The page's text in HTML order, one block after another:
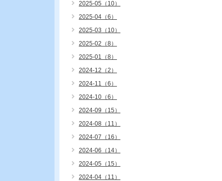
2025-05（10）
2025-04（6）
2025-03（10）
2025-02（8）
2025-01（8）
2024-12（2）
2024-11（6）
2024-10（6）
2024-09（15）
2024-08（11）
2024-07（16）
2024-06（14）
2024-05（15）
2024-04（11）